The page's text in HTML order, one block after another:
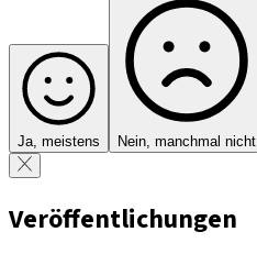
Ja, meistens Nein, manchmal nicht
Veröffentlichungen